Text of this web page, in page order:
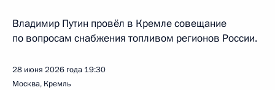
Владимир Путин провёл в Кремле совещание
по вопросам снабжения топливом регионов России.
28 июня 2026 года 19:30
Москва, Кремль